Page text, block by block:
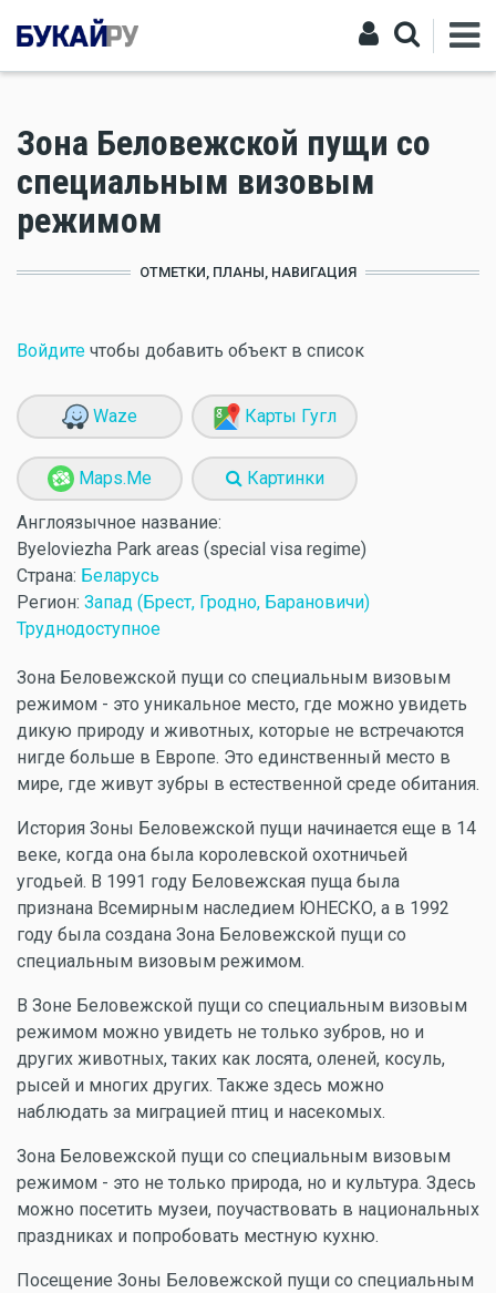
Зона Беловежской пущи со
специальным визовым
режимом
ОТМЕТКИ, ПЛАНЫ, НАВИГАЦИЯ
Войдите чтобы добавить объект в список
Waze Карты Гугл
Maps.Me Картинки
Англоязычное название:
Byeloviezha Park areas (special visa regime)
Страна: Беларусь
Регион: Запад (Брест, Гродно, Барановичи)
Труднодоступное
Зона Беловежской пущи со специальным визовым
режимом - это уникальное место, где можно увидеть
дикую природу и животных, которые не встречаются
нигде больше в Европе. Это единственный место в
мире, где живут зубры в естественной среде обитания.
История Зоны Беловежской пущи начинается еще в 14
веке, когда она была королевской охотничьей
угодьей. В 1991 году Беловежская пуща была
признана Всемирным наследием ЮНЕСКО, а в 1992
году была создана Зона Беловежской пущи со
специальным визовым режимом.
В Зоне Беловежской пущи со специальным визовым
режимом можно увидеть не только зубров, но и
других животных, таких как лосята, оленей, косуль,
рысей и многих других. Также здесь можно
наблюдать за миграцией птиц и насекомых.
Зона Беловежской пущи со специальным визовым
режимом - это не только природа, но и культура. Здесь
можно посетить музеи, поучаствовать в национальных
праздниках и попробовать местную кухню.
Посещение Зоны Беловежской пущи со специальным